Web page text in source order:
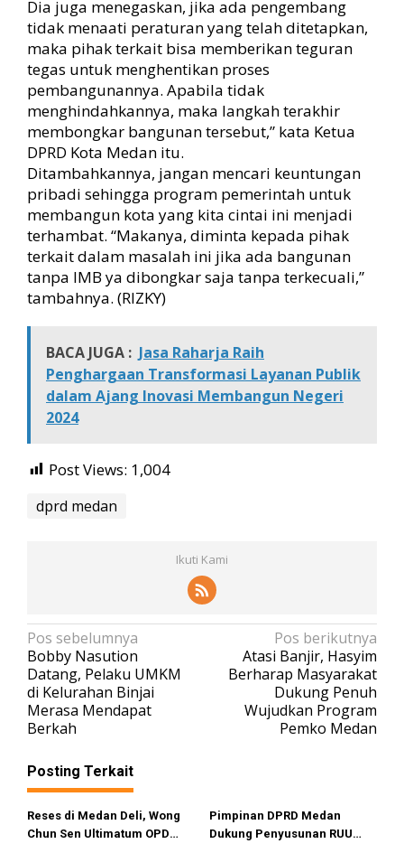
Dia juga menegaskan, jika ada pengembang
tidak menaati peraturan yang telah ditetapkan,
maka pihak terkait bisa memberikan teguran
tegas untuk menghentikan proses
pembangunannya. Apabila tidak
menghindahkannya, maka langkah terakhir
membongkar bangunan tersebut,” kata Ketua
DPRD Kota Medan itu.
Ditambahkannya, jangan mencari keuntungan
pribadi sehingga program pemerintah untuk
membangun kota yang kita cintai ini menjadi
terhambat. “Makanya, diminta kepada pihak
terkait dalam masalah ini jika ada bangunan
tanpa IMB ya dibongkar saja tanpa terkecuali,”
tambahnya. (RIZKY)
BACA JUGA : Jasa Raharja Raih
Penghargaan Transformasi Layanan Publik
dalam Ajang Inovasi Membangun Negeri
2024
Post Views: 1,004
dprd medan
Ikuti Kami
N
a
v
i
g
a
s
i
p
Pos sebelumnya
Bobby Nasution
Datang, Pelaku UMKM
di Kelurahan Binjai
Merasa Mendapat
Berkah
Pos berikutnya
Atasi Banjir, Hasyim
Berharap Masyarakat
Dukung Penuh
Wujudkan Program
Pemko Medan
Posting Terkait
Reses di Medan Deli, Wong
Chun Sen Ultimatum OPD
Pimpinan DPRD Medan
Dukung Penyusunan RUU